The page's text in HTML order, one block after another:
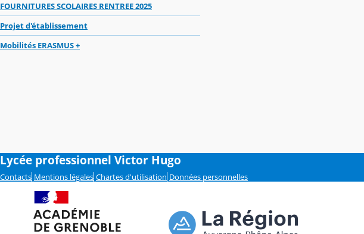
FOURNITURES SCOLAIRES RENTREE 2025
Projet d'établissement
Mobilités ERASMUS +
Lycée professionnel Victor Hugo
Contacts Mentions légales Chartes d'utilisation Données personnelles